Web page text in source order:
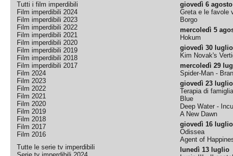
Tutti i film imperdibili
Film imperdibili 2024
Film imperdibili 2023
Film imperdibili 2022
Film imperdibili 2021
Film imperdibili 2020
Film imperdibili 2019
Film imperdibili 2018
Film imperdibili 2017
Film 2024
Film 2023
Film 2022
Film 2021
Film 2020
Film 2019
Film 2018
Film 2017
Film 2016
Tutte le serie tv imperdibili
giovedì 6 agosto
Greta e le favole
Borgo
mercoledì 5
Hokum
giovedì 30 luglio
Kim Novak's
mercoledì 29
Spider-Man -
giovedì 23 luglio
Terapia di
Blue
Deep Water -
A New Dawn
giovedì 16 luglio
Odissea
Agent of
lunedì 13 luglio